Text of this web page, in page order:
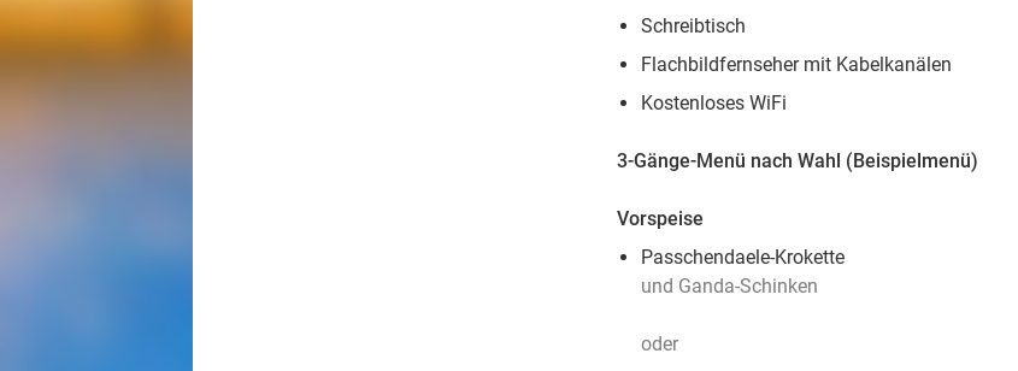
Schreibtisch
Flachbildfernseher mit Kabelkanälen
Kostenloses WiFi
3-Gänge-Menü nach Wahl (Beispielmenü)
Vorspeise
Passchendaele-Krokette
und Ganda-Schinken
oder